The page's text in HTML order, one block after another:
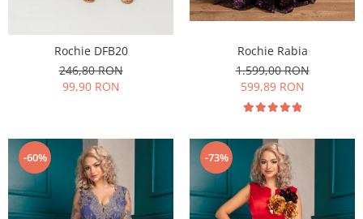
Rochie DFB20
246,80 RON
99,90 RON
Rochie Rabia
1.599,00 RON
599,89 RON
-60% -73%